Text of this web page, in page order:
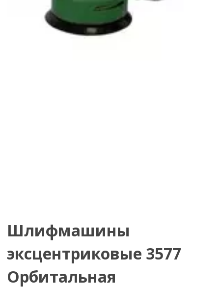
Шлифмашины
эксцентриковые 3577
Орбитальная